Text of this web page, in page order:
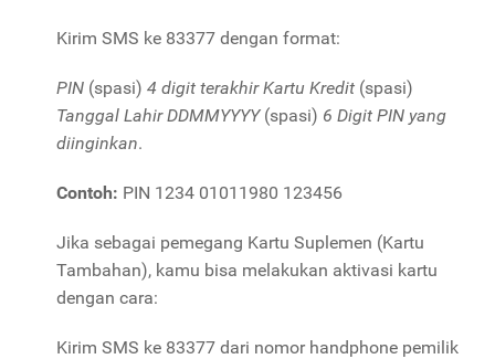
Kirim SMS ke 83377 dengan format:
PIN (spasi) 4 digit terakhir Kartu Kredit (spasi)
Tanggal Lahir DDMMYYYY(spasi) 6 Digit PIN yang
diinginkan.
Contoh: PIN 1234 01011980 123456
Jika sebagai pemegang Kartu Suplemen (Kartu
Tambahan), kamu bisa melakukan aktivasi kartu
dengan cara:
Kirim SMS ke 83377 dari nomor handphone pemilik